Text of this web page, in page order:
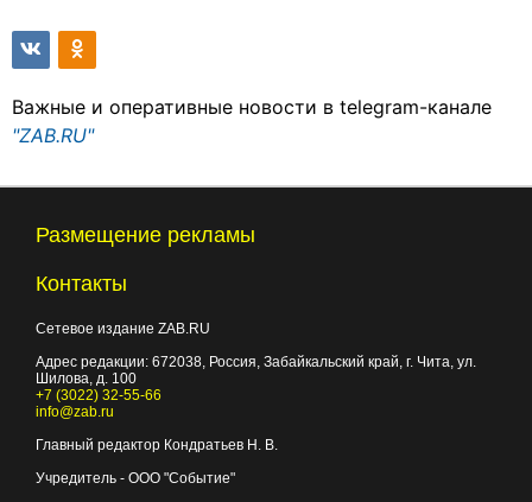
Важные и оперативные новости в telegram-канале
"ZAB.RU"
Размещение рекламы
Контакты
Сетевое издание ZAB.RU
Адрес редакции: 672038, Россия, Забайкальский край, г. Чита, ул.
Шилова, д. 100
+7 (3022) 32-55-66
info@zab.ru
Главный редактор Кондратьев Н. В.
Учредитель - ООО "Событие"